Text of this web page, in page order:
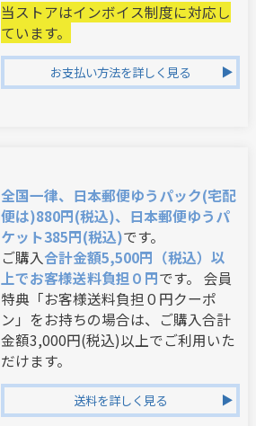
当ストアはインボイス制度に対応し
ています。
お支払い方法を詳しく見る
全国一律、日本郵便ゆうパック(宅配
便は)880円(税込)、日本郵便ゆうパ
ケット385円(税込)です。
ご購入合計金額5,500円（税込）以
上でお客様送料負担０円です。 会員
特典「お客様送料負担０円クーポ
ン」をお持ちの場合は、ご購入合計
金額3,000円(税込)以上でご利用いた
だけます。
送料を詳しく見る